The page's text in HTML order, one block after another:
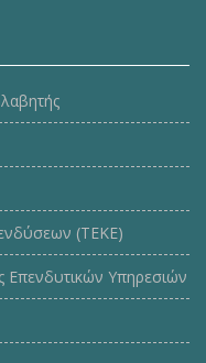
(ΤΕΚE)
Επενδυτικών Υπηρεσιών